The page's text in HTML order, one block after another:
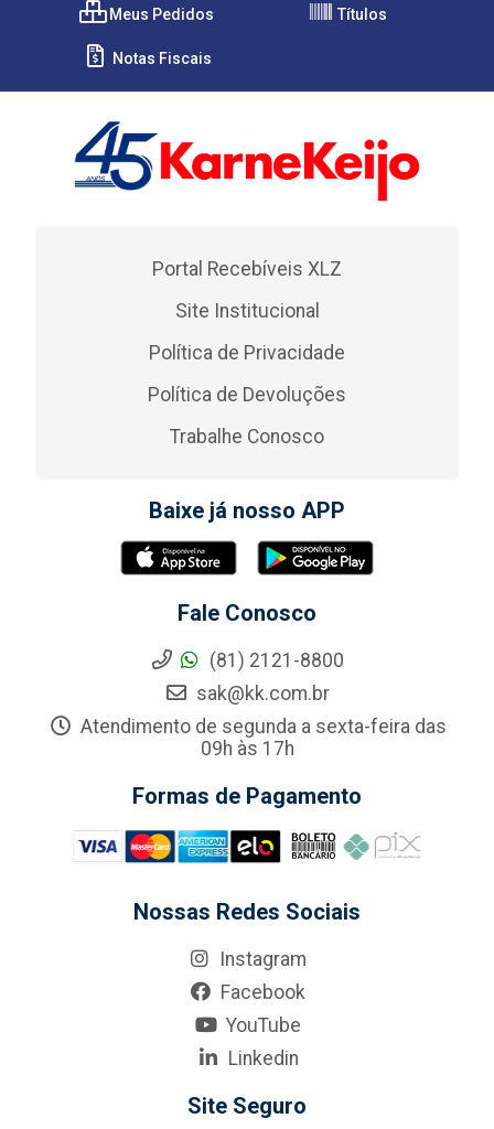
Meus Pedidos Títulos
Notas Fiscais
Portal Recebíveis XLZ
Site Institucional
Política de Privacidade
Política de Devoluções
Trabalhe Conosco
Baixe já nosso APP
Fale Conosco
(81) 2121-8800
sak@kk.com.br
Atendimento de segunda a sexta-feira das
09h às 17h
Formas de Pagamento
Nossas Redes Sociais
Instagram
Facebook
YouTube
Linkedin
Site Seguro